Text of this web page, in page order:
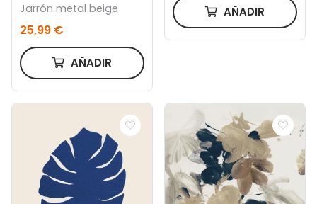
Jarrón metal beige
25,99 €
AÑADIR
AÑADIR